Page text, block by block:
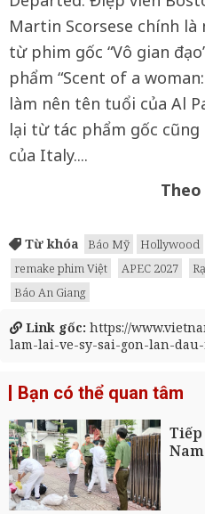
Martin Scorsese chính
từ phim gốc “Vô gian
phẩm “Scent of a
làm nên tên tuổi của Al
lại từ tác phẩm gốc
của Italy....
Từ khóa Báo Mỹ Hollywood
remake phim Việt
APEC 2027
Báo An Giang
Link gốc: https://
lam-lai-ve-sy-sai-gon-lan-dau-
Bạn có thể quan tâm
Tiếp